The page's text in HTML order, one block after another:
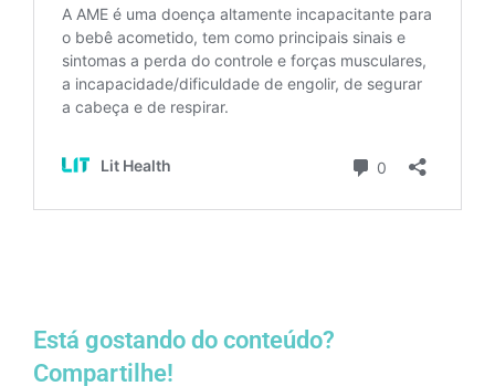
Está gostando do conteúdo?
Compartilhe!